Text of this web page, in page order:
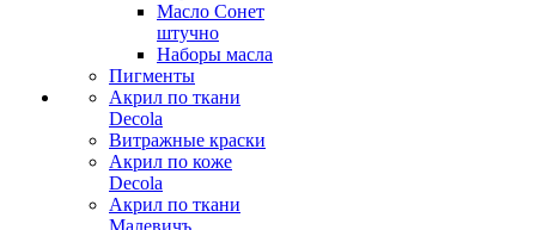
Масло Сонет
штучно
Наборы масла
Пигменты
Акрил по ткани
Decola
Витражные краски
Акрил по коже
Decola
Акрил по ткани
Малевичъ